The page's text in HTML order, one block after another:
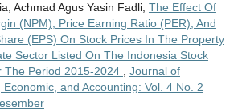
Achmad Agus Yasin Fadli, The Effect Of
(NPM), Price Earning Ratio (PER), And
(EPS) On Stock Prices In The Property
Sector Listed On The Indonesia Stock
The Period 2015-2024 , Journal of
and Accounting: Vol. 4 No. 2